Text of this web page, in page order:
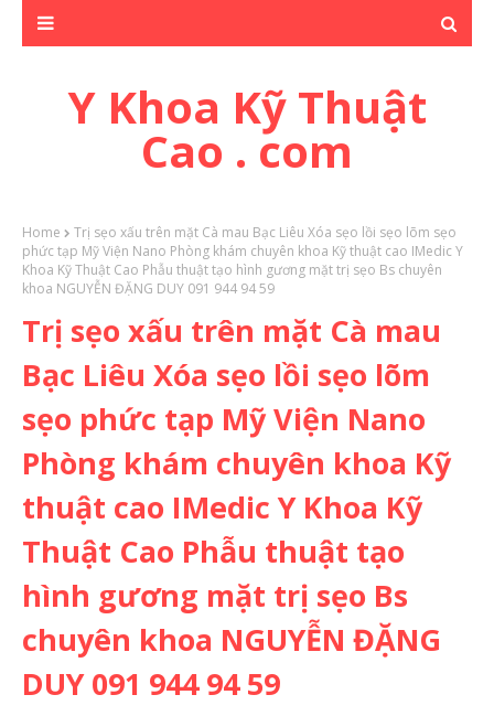
Y Khoa Kỹ Thuật
Cao . com
Home
Trị sẹo xấu trên mặt Cà mau Bạc Liêu Xóa sẹo lồi sẹo lõm sẹo
phức tạp Mỹ Viện Nano Phòng khám chuyên khoa Kỹ thuật cao IMedic Y
Khoa Kỹ Thuật Cao Phẫu thuật tạo hình gương mặt trị sẹo Bs chuyên
khoa NGUYỄN ĐẶNG DUY 091 944 94 59
Trị sẹo xấu trên mặt Cà mau
Bạc Liêu Xóa sẹo lồi sẹo lõm
sẹo phức tạp Mỹ Viện Nano
Phòng khám chuyên khoa Kỹ
thuật cao IMedic Y Khoa Kỹ
Thuật Cao Phẫu thuật tạo
hình gương mặt trị sẹo Bs
chuyên khoa NGUYỄN ĐẶNG
DUY 091 944 94 59